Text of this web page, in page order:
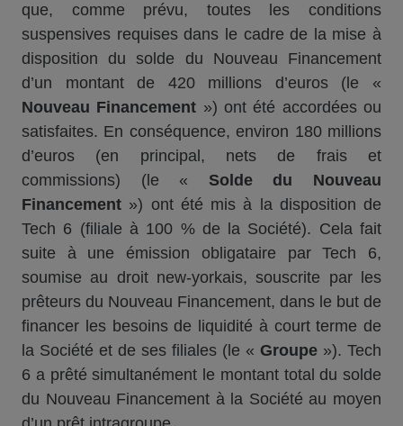
que, comme prévu, toutes les conditions
suspensives requises dans le cadre de la mise à
disposition du solde du Nouveau Financement
d’un montant de 420 millions d’euros (le «
Nouveau Financement ») ont été accordées ou
satisfaites. En conséquence, environ 180 millions
d’euros (en principal, nets de frais et
commissions) (le « Solde du Nouveau
Financement ») ont été mis à la disposition de
Tech 6 (filiale à 100 % de la Société). Cela fait
suite à une émission obligataire par Tech 6,
soumise au droit new-yorkais, souscrite par les
prêteurs du Nouveau Financement, dans le but de
financer les besoins de liquidité à court terme de
la Société et de ses filiales (le « Groupe »). Tech
6 a prêté simultanément le montant total du solde
du Nouveau Financement à la Société au moyen